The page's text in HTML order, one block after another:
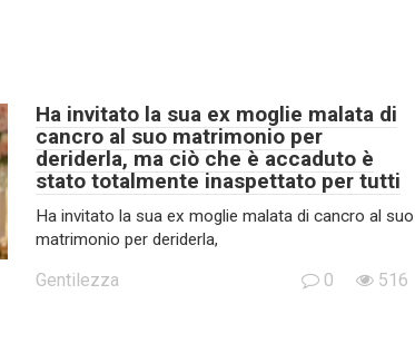
Ha invitato la sua ex moglie malata di
cancro al suo matrimonio per
deriderla, ma ciò che è accaduto è
stato totalmente inaspettato per tutti
Ha invitato la sua ex moglie malata di cancro al suo
matrimonio per deriderla,
Gentilezza 0 516